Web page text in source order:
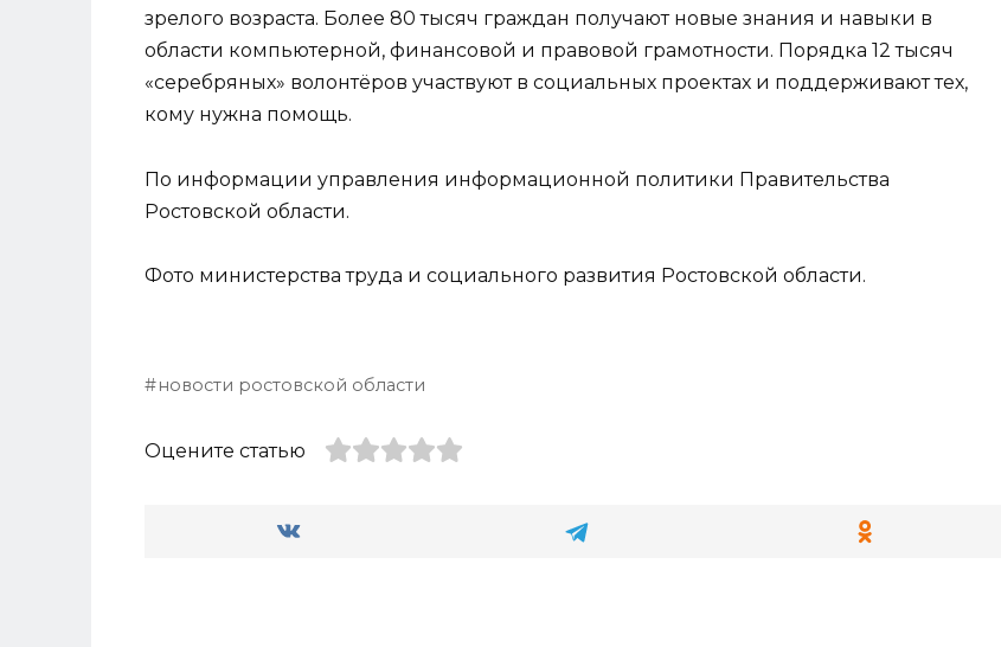
зрелого возраста. Более 80 тысяч граждан получают новые знания и навыки в
области компьютерной, финансовой и правовой грамотности. Порядка 12 тысяч
«серебряных» волонтёров участвуют в социальных проектах и поддерживают тех,
кому нужна помощь.
По информации управления информационной политики Правительства
Ростовской области.
Фото министерства труда и социального развития Ростовской области.
новости ростовской области
Оцените статью